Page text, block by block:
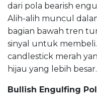
dari pola bearish
Alih-alih muncul
bagian bawah tren
sinyal untuk
candlestick merah
hijau yang lebih besar.
Bullish Engulfing